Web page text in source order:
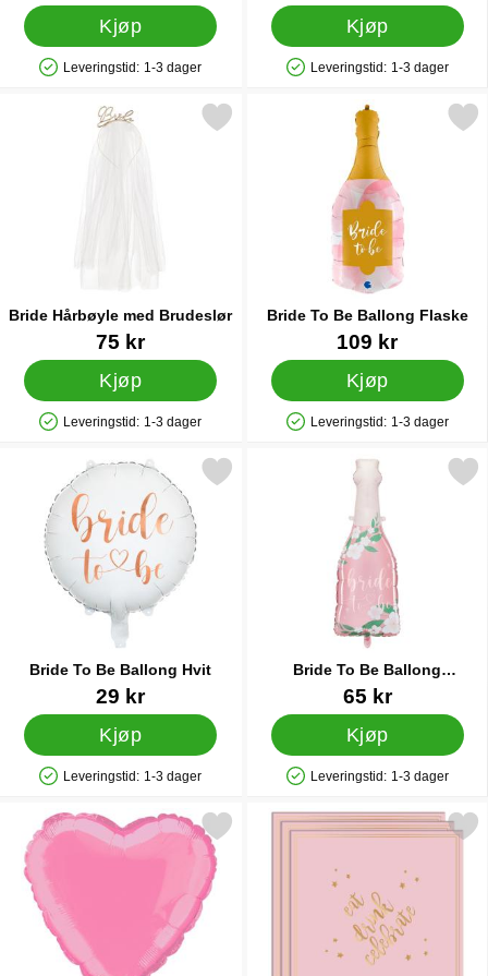
Kjøp
Produkttilgjengelighet: På lager
Leveringstid: 1-3 dager
Kjøp
Produkttilgjengelighet: På lager
Leveringstid: 1-3 dager
Bride Hårbøyle med Brudeslør
Varenummer 28363
75 kr
Kjøp
Produkttilgjengelighet: På lager
Leveringstid: 1-3 dager
Merk bride Hårbøyle med Brudeslør som favoritt
Bride To Be Ballong Flaske
Varenummer 23372
109 kr
Kjøp
Produkttilgjengelighet: På lager
Leveringstid: 1-3 dager
Merk bride To Be
Bride To Be Ballong Hvit
Varenummer 41440
29 kr
Kjøp
Produkttilgjengelighet: På lager
Leveringstid: 1-3 dager
Merk bride To Be Ballong Hvit som favoritt
Bride To Be Ballong
Champagneflaske
Varenummer 41430
65 kr
Kjøp
Produkttilgjengelighet: På lager
Leveringstid: 1-3 dager
Merk bride To Be Ballong
Merk folieballong Hjerte Rosa som favoritt
Merk engangsservietter Eat Drink